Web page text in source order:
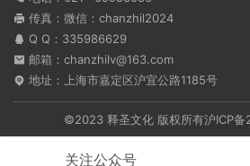
传真：微信：chanzhil2024
Q Q： 335986629
邮箱：chanzhilv@163.com
地址：上海市嘉定区沪宜公路1185号
©2023 释圣文化 版权所有沪ICP
关注公众号